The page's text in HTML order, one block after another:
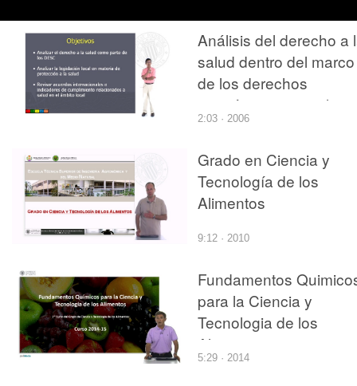
Análisis del derecho a
salud dentro del marco
de los derechos
económicos, sociales y
culturales de una
2:03 · 2006
Grado en Ciencia y
Tecnología de los
Alimentos
9:12 · 2010
Fundamentos
para la Ciencia y
Tecnologia de los
Alimentos. 2014-2015
5:29 · 2014